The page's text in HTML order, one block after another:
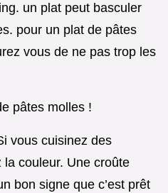
un plat peut basculer
pour un plat de pâtes
vous de ne pas trop les
pâtes molles !
vous cuisinez des
la couleur. Une croûte
bon signe que c’est prêt